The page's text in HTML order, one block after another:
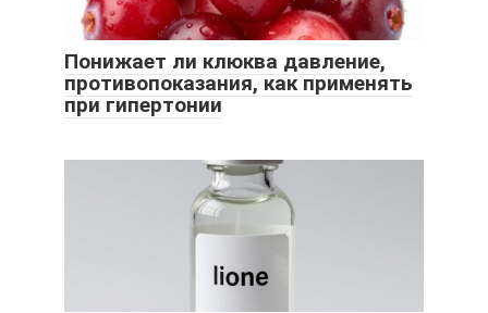
Понижает ли клюква давление,
противопоказания, как применять
при гипертонии